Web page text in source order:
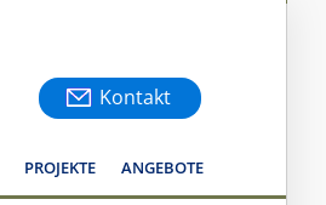
Kontakt
PROJEKTE ANGEBOTE